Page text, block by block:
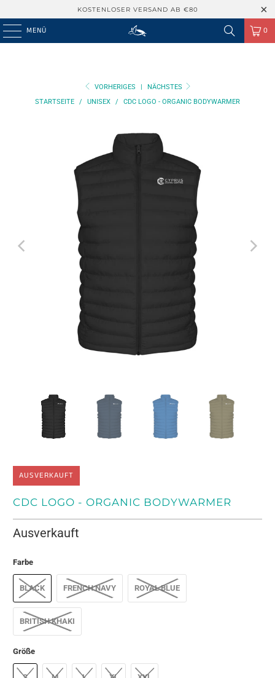
KOSTENLOSER VERSAND AB €80
MENÜ 0
VORHERIGES |
NÄCHSTES
STARTSEITE
/ UNISEX / CDC LOGO - ORGANIC BODYWARMER
AUSVERKAUFT
CDC LOGO - ORGANIC BODYWARMER
Ausverkauft
Farbe
BLACK FRENCH NAVY ROYAL BLUE
BRITISH KHAKI
Größe